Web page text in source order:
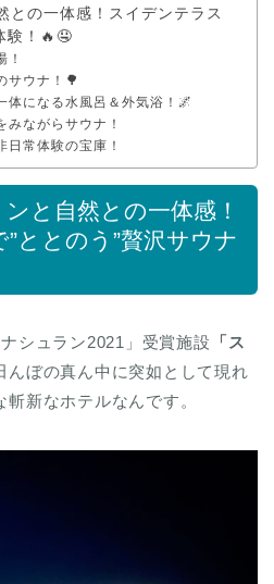
との一体感！スイデンテラス
験！🔥🤤
！
サウナ！🌳
体になる水風呂＆外気浴！🌌
みながらサウナ！
日常体験の宝庫！
と自然との一体感！
ととのう”贅沢サウナ
シュラン2021」受賞施設
「ス
んぼの真ん中に突如として現れ
新なホテルなんです。